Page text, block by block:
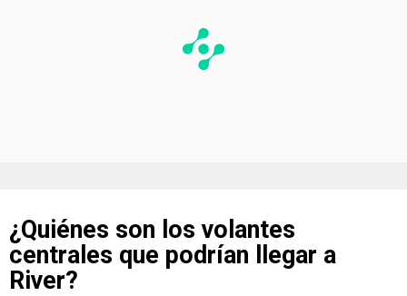
¿Quiénes son los volantes
centrales que podrían llegar a
River?